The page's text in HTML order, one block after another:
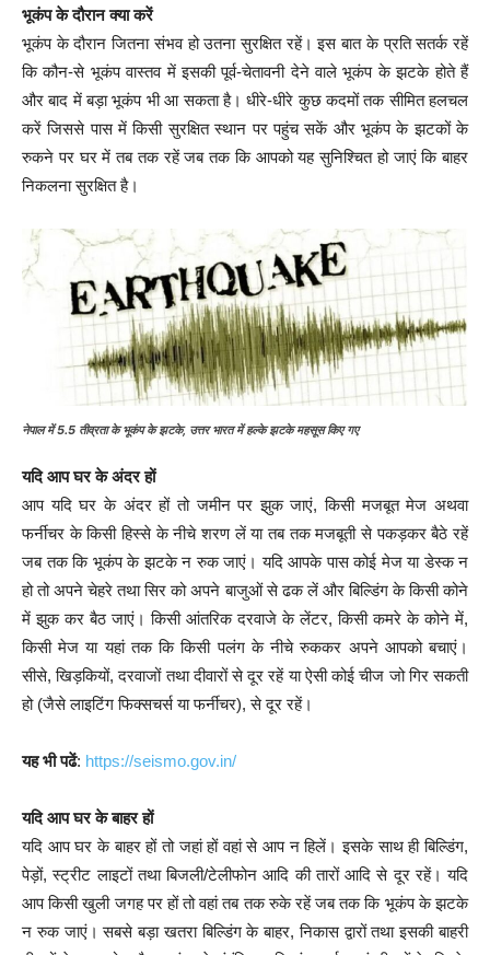
भूकंप के दौरान क्या करें
भूकंप के दौरान जितना संभव हो उतना सुरक्षित रहें। इस बात के प्रति सतर्क रहें
कि कौन-से भूकंप वास्तव में इसकी पूर्व-चेतावनी देने वाले भूकंप के झटके होते हैं
और बाद में बड़ा भूकंप भी आ सकता है। धीरे-धीरे कुछ कदमों तक सीमित हलचल
करें जिससे पास में किसी सुरक्षित स्थान पर पहुंच सकें और भूकंप के झटकों के
रुकने पर घर में तब तक रहें जब तक कि आपको यह सुनिश्चित हो जाएं कि बाहर
निकलना सुरक्षित है।
नेपाल में 5.5 तीव्रता के भूकंप के झटके, उत्तर भारत में हल्के झटके महसूस किए गए
यदि आप घर के अंदर हों
आप यदि घर के अंदर हों तो जमीन पर झुक जाएं, किसी मजबूत मेज अथवा
फर्नीचर के किसी हिस्से के नीचे शरण लें या तब तक मजबूती से पकड़कर बैठे रहें
जब तक कि भूकंप के झटके न रुक जाएं। यदि आपके पास कोई मेज या डेस्क न
हो तो अपने चेहरे तथा सिर को अपने बाजुओं से ढक लें और बिल्डिंग के किसी कोने
में झुक कर बैठ जाएं। किसी आंतरिक दरवाजे के लेंटर, किसी कमरे के कोने में,
किसी मेज या यहां तक कि किसी पलंग के नीचे रुककर अपने आपको बचाएं।
सीसे, खिड़कियों, दरवाजों तथा दीवारों से दूर रहें या ऐसी कोई चीज जो गिर सकती
हो (जैसे लाइटिंग फिक्सचर्स या फर्नीचर), से दूर रहें।
यह भी पढें: https://seismo.gov.in/
यदि आप घर के बाहर हों
यदि आप घर के बाहर हों तो जहां हों वहां से आप न हिलें। इसके साथ ही बिल्डिंग,
पेड़ों, स्ट्रीट लाइटों तथा बिजली/टेलीफोन आदि की तारों आदि से दूर रहें। यदि
आप किसी खुली जगह पर हों तो वहां तब तक रुके रहें जब तक कि भूकंप के झटके
न रुक जाएं। सबसे बड़ा खतरा बिल्डिंग के बाहर, निकास द्वारों तथा इसकी बाहरी